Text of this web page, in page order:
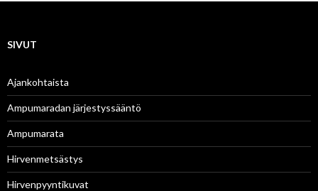
SIVUT
Ajankohtaista
Ampumaradan järjestyssääntö
Ampumarata
Hirvenmetsästys
Hirvenpyyntikuvat